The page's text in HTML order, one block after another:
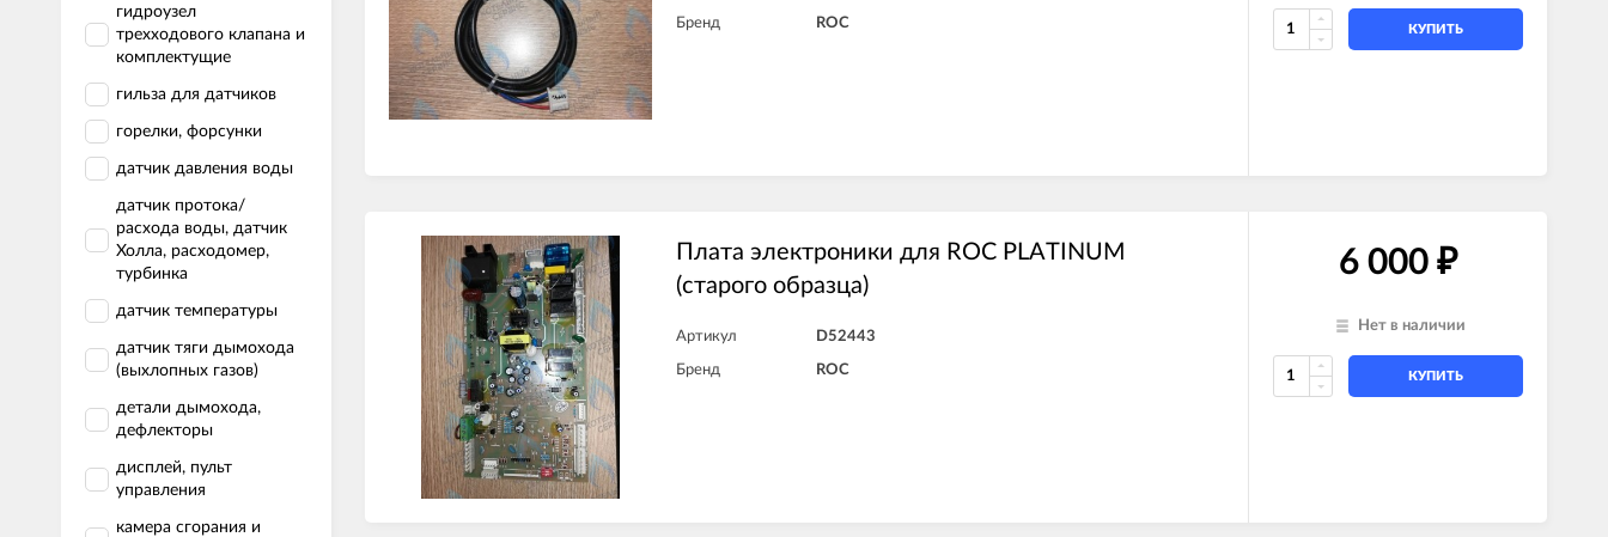
гидроузел
трехходового клапана и
комплектущие
гильза для датчиков
горелки, форсунки
датчик давления воды
датчик протока/
расхода воды, датчик
Холла, расходомер,
турбинка
датчик температуры
датчик тяги дымохода
(выхлопных газов)
детали дымохода,
дефлекторы
дисплей, пульт
управления
камера сгорания и
Бренд ROC КУПИТЬ
Плата электроники для ROC PLATINUM
(старого образца)
Артикул D52443
Бренд ROC
6 000 ₽
Нет в наличии
КУПИТЬ